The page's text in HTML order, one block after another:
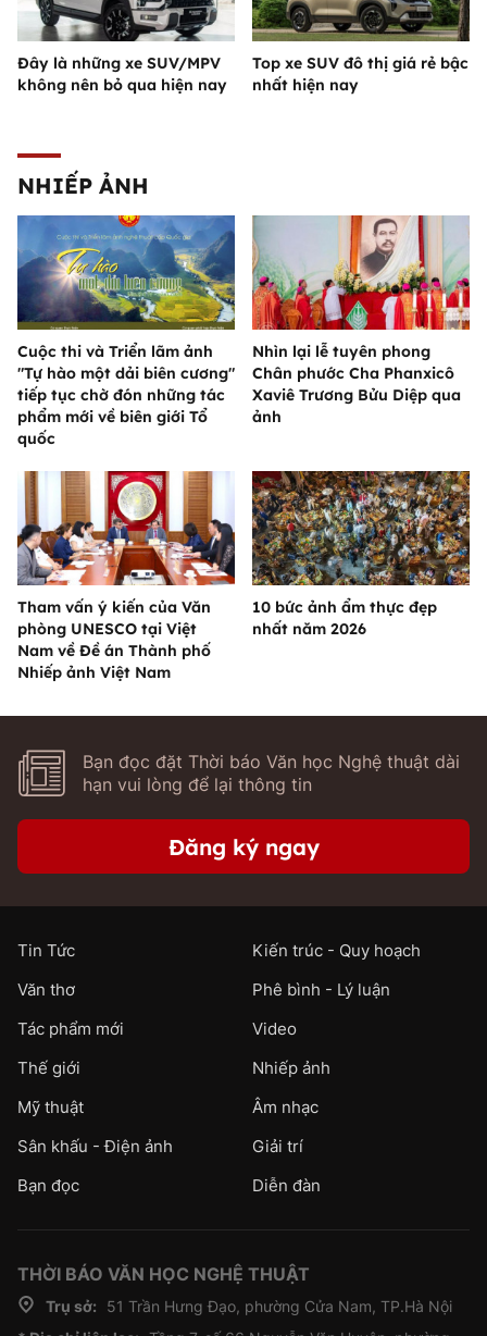
Đây là những xe SUV/MPV
không nên bỏ qua hiện nay
Top xe SUV đô thị giá rẻ bậc
nhất hiện nay
NHIẾP ẢNH
Cuộc thi và Triển lãm ảnh
"Tự hào một dải biên cương"
tiếp tục chờ đón những tác
phẩm mới về biên giới Tổ
quốc
Nhìn lại lễ tuyên phong
Chân phước Cha Phanxicô
Xaviê Trương Bửu Diệp qua
ảnh
Tham vấn ý kiến của Văn
phòng UNESCO tại Việt
Nam về Đề án Thành phố
Nhiếp ảnh Việt Nam
10 bức ảnh ẩm thực đẹp
nhất năm 2026
Bạn đọc đặt Thời báo Văn học Nghệ thuật dài
hạn vui lòng để lại thông tin
Đăng ký ngay
Tin Tức
Kiến trúc - Quy hoạch
Văn thơ
Phê bình - Lý luận
Tác phẩm mới
Video
Thế giới
Nhiếp ảnh
Mỹ thuật
Âm nhạc
Sân khấu - Điện ảnh
Giải trí
Bạn đọc
Diễn đàn
THỜI BÁO VĂN HỌC NGHỆ THUẬT
Trụ sở:
51 Trần Hưng Đạo, phường Cửa Nam, TP.Hà Nội